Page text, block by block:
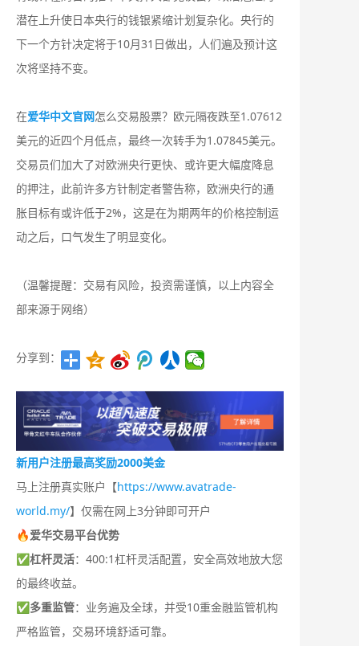
潜在上升使日本央行的钱银紧缩计划复杂化。央行的
下一个方针决定将于10月31日做出，人们遍及预计这
次将坚持不变。
在爱华中文官网怎么交易股票？欧元隔夜跌至1.07612
美元的近四个月低点，最终一次转手为1.07845美元。
交易员们加大了对欧洲央行更快、或许更大幅度降息
的押注，此前许多方针制定者警告称，欧洲央行的通
胀目标有或许低于2%，这是在为期两年的价格控制运
动之后，口气发生了明显变化。
（温馨提醒：交易有风险，投资需谨慎，以上内容全
部来源于网络）
分享到：
新用户注册最高奖励2000美金
马上注册真实账户【https://www.avatrade-
world.my/】仅需在网上3分钟即可开户
🔥爱华交易平台优势
✅杠杆灵活：400:1杠杆灵活配置，安全高效地放大您
的最终收益。
✅多重监管：业务遍及全球，并受10重金融监管机构
严格监管，交易环境舒适可靠。